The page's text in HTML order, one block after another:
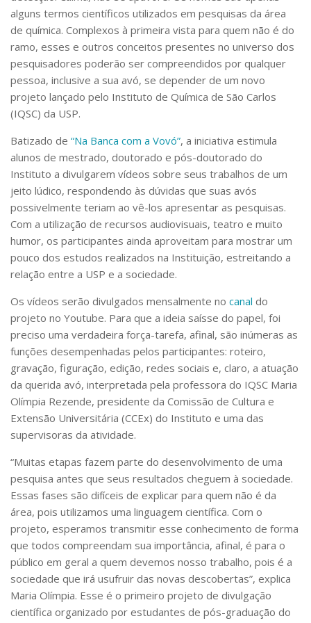
Serviços
Bibliotecas
Apoio ao Estudante
Segurança, Trânsito e Prevenção
RH, Administrativo e Financeiro
Outros serviços
Comunicação
Aplicativos e Sites
Jornal da USP
Agenda de Eventos
Defesa de Teses
alguns termos científicos utilizados em pesquisas da área
de química. Complexos à primeira vista para quem não é do
ramo, esses e outros conceitos presentes no universo dos
pesquisadores poderão ser compreendidos por qualquer
pessoa, inclusive a sua avó, se depender de um novo
projeto lançado pelo Instituto de Química de São Carlos
(IQSC) da USP.
Batizado de “Na Banca com a Vovó”, a iniciativa estimula
alunos de mestrado, doutorado e pós-doutorado do
Instituto a divulgarem vídeos sobre seus trabalhos de um
jeito lúdico, respondendo às dúvidas que suas avós
possivelmente teriam ao vê-los apresentar as pesquisas.
Com a utilização de recursos audiovisuais, teatro e muito
humor, os participantes ainda aproveitam para mostrar um
pouco dos estudos realizados na Instituição, estreitando a
relação entre a USP e a sociedade.
Os vídeos serão divulgados mensalmente no canal do
projeto no Youtube. Para que a ideia saísse do papel, foi
preciso uma verdadeira força-tarefa, afinal, são inúmeras as
funções desempenhadas pelos participantes: roteiro,
gravação, figuração, edição, redes sociais e, claro, a atuação
da querida avó, interpretada pela professora do IQSC Maria
Olímpia Rezende, presidente da Comissão de Cultura e
Extensão Universitária (CCEx) do Instituto e uma das
supervisoras da atividade.
“Muitas etapas fazem parte do desenvolvimento de uma
pesquisa antes que seus resultados cheguem à sociedade.
Essas fases são difíceis de explicar para quem não é da
área, pois utilizamos uma linguagem científica. Com o
projeto, esperamos transmitir esse conhecimento de forma
que todos compreendam sua importância, afinal, é para o
público em geral a quem devemos nosso trabalho, pois é a
sociedade que irá usufruir das novas descobertas”, explica
Maria Olímpia. Esse é o primeiro projeto de divulgação
científica organizado por estudantes de pós-graduação do